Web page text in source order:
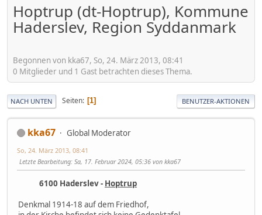
Hoptrup (dt-Hoptrup), Kommune
Haderslev, Region Syddanmark
Begonnen von kka67, So, 24. März 2013, 08:41
0 Mitglieder und 1 Gast betrachten dieses Thema.
NACH UNTEN Seiten 1 BENUTZER-AKTIONEN
kka67 Global Moderator
So, 24. März 2013, 08:41
Letzte Bearbeitung: Sa, 17. Februar 2024, 05:36 von kka67
6100 Haderslev - Hoptrup
Denkmal 1914-18 auf dem Friedhof,